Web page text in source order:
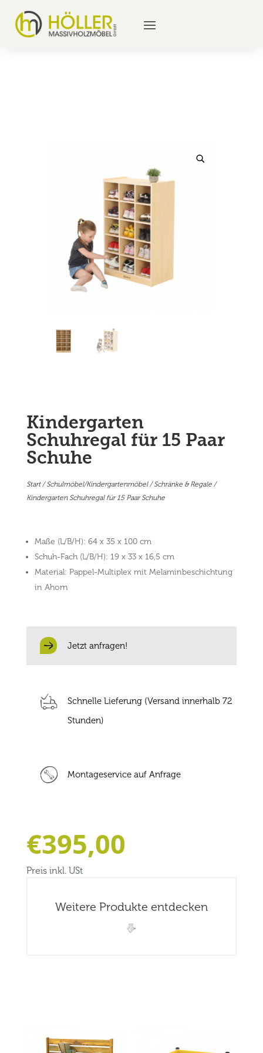
Kindergarten
Schuhregal für 15 Paar
Schuhe
Start/Schulmöbel/Kindergartenmöbel/Schränke & Regale/
Kindergarten Schuhregal für 15 Paar Schuhe
Maße (L/B/H): 64 x 35 x 100 cm
Schuh-Fach (L/B/H): 19 x 33 x 16,5 cm
Material: Pappel-Multiplex mit Melaminbeschichtung
in Ahorn
Jetzt anfragen!
Schnelle Lieferung (Versand innerhalb 72
Stunden)
Montageservice auf Anfrage
€395,00
Preis inkl. USt
Weitere Produkte entdecken